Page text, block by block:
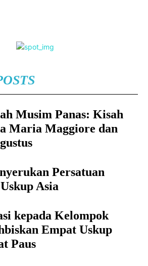
Musim Panas: Kisah
Maria Maggiore dan
Persatuan
Asia
kepada Kelompok
Empat Uskup
Paus